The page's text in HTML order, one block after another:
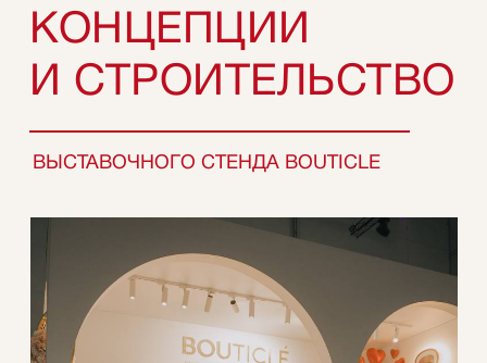
КОНЦЕПЦИИ
И СТРОИТЕЛЬСТВО
ВЫСТАВОЧНОГО СТЕНДА BOUTICLE